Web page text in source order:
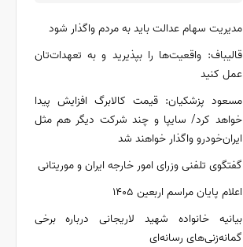
مدیریت سهام عدالت باید به مردم واگذار شود
قالیباف: واقعیت‌ها را بپذیرید و به تعهدات‌تان
عمل کنید
مسعود پزشکیان: قیمت کالابرگ افزایش پیدا
خواهد کرد/ سایپا و چند شرکت دیگر هم مثل
ایران‌خودرو واگذار خواهند شد
گفتگوی تلفنی وزرای امور خارجه ایران و موریتانی
اعلام پایان مراسم اربعین ۱۴۰۵
بیانیه خانواده شهید لاریجانی درباره برخی
گمانه‌زنی‌های رسانه‌ای